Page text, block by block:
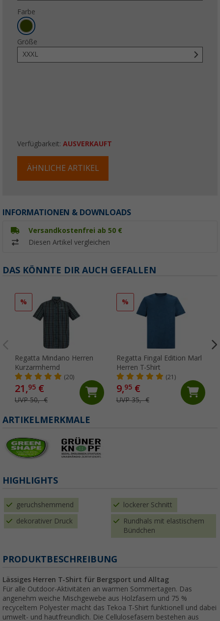
Farbe
Größe
XXXL
Verfügbarkeit: AUSVERKAUFT
ÄHNLICHE ARTIKEL
INFORMATIONEN & DOWNLOADS
Versandkostenfrei ab 50 €
Diesen Artikel vergleichen
DAS KÖNNTE DIR AUCH GEFALLEN
%
Regatta Mindano Herren
Kurzarmhemd
(20)
21,95 €
UVP 50,- €
%
Regatta Fingal Edition Marl
Herren T-Shirt
(21)
9,95€
UVP 35,- €
ARTIKELMERKMALE
HIGHLIGHTS
geruchshemmend lockerer Schnitt
dekorativer Druck
Rundhals mit elastischem
Bündchen
PRODUKTBESCHREIBUNG
Lässiges Herren T-Shirt für Bergsport und Alltag
Für alle Outdoor-Aktivitäten an warmen Sommertagen. Das
angenehm weiche Mischgewebe aus Holzfasern und 75 %
recyceltem Polyester macht das Tekoa T-Shirt funktionell und dabei
umwelt- und hautfreundlich. Die Cellulosefasern bestehen aus